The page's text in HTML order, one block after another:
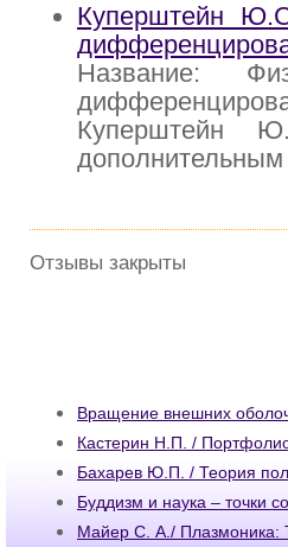
Куперштейн
Название:
Куперштейн
Отзывы закрыты
Вращение внешних
Кастерин Н.П. /
Бахарев Ю.П. / Теория
Буддизм и наука – точки
Майер С. А./ Плазмоника: